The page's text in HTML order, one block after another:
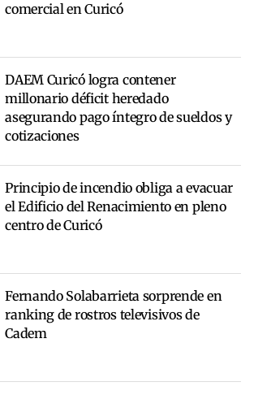
comercial en Curicó
DAEM Curicó logra contener
millonario déficit heredado
asegurando pago íntegro de sueldos y
cotizaciones
Principio de incendio obliga a evacuar
el Edificio del Renacimiento en pleno
centro de Curicó
Fernando Solabarrieta sorprende en
ranking de rostros televisivos de
Cadem